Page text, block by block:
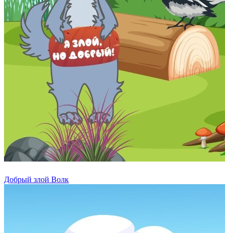
Добрый злой Волк